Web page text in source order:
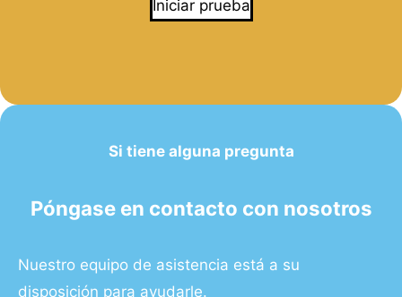
Iniciar prueba
Si tiene alguna pregunta
Póngase en contacto con nosotros
Nuestro equipo de asistencia está a su
disposición para ayudarle.